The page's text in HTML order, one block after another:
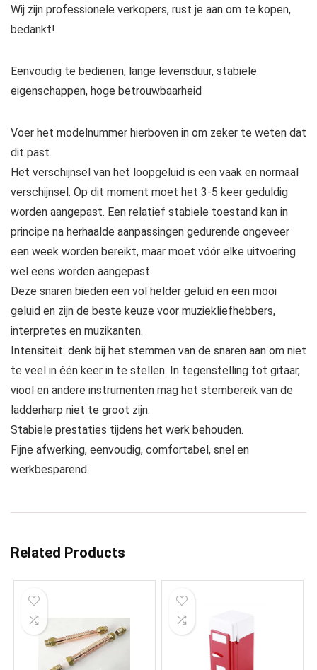
Wij zijn professionele verkopers, rust je aan om te kopen,
bedankt!
Eenvoudig te bedienen, lange levensduur, stabiele
eigenschappen, hoge betrouwbaarheid
Voer het modelnummer hierboven in om zeker te weten dat
dit past.
Het verschijnsel van het loopgeluid is een vaak en normaal
verschijnsel. Op dit moment moet het 3-5 keer geduldig
worden aangepast. Een relatief stabiele toestand kan in
principe na herhaalde aanpassingen gedurende ongeveer
een week worden bereikt, maar moet vóór elke uitvoering
wel eens worden aangepast.
Deze snaren bieden een vol helder geluid en een mooi
geluid en zijn de beste keuze voor muziekliefhebbers,
interpretes en muzikanten.
Intensiteit: denk bij het stemmen van de snaren aan om niet
te veel in één keer in te stellen. In tegenstelling tot gitaar,
viool en andere instrumenten mag het stembereik van de
ladderharp niet te groot zijn.
Stabiele prestaties tijdens het werk behouden.
Fijne afwerking, eenvoudig, comfortabel, snel en
werkbesparend
Related Products